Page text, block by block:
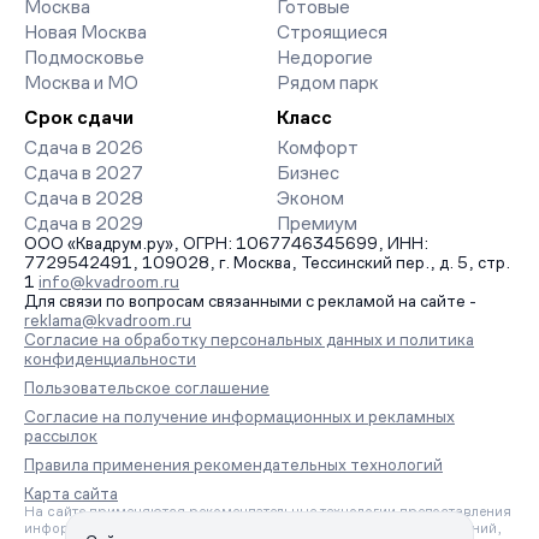
заявку на обратный звонок.
Москва
Новая Москва
Подмосковье
Москва и МО
Готовые
Строящиеся
Недорогие
Рядом парк
Срок сдачи
Сдача в 2026
Сдача в 2027
Сдача в 2028
Сдача в 2029
Класс
Комфорт
Бизнес
Эконом
Премиум
ООО «Квадрум.ру», ОГРН: 1067746345699, ИНН:
7729542491, 109028, г. Москва, Тессинский пер., д. 5, стр.
1 info@kvadroom.ru
Для связи по вопросам связанными с рекламой на сайте -
reklama@kvadroom.ru
Согласие на обработку персональных данных и политика
конфиденциальности
Пользовательское соглашение
Согласие на получение информационных и рекламных
рассылок
Правила применения рекомендательных технологий
Карта сайта
На сайте применяются рекомендательные технологии предоставления
информации на основе сбора, систематизации и анализа сведений,